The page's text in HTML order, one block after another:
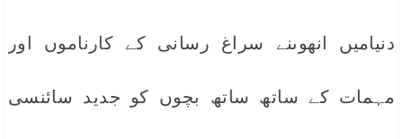
دنیامیں انھوںنے سراغ رسانی کے کارناموں اور
مہمات کے ساتھ ساتھ بچوں کو جدید سائنسی